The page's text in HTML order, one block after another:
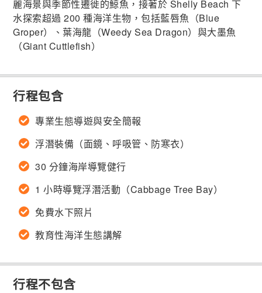
麗海景與季節性遷徙的鯨魚，接著於 Shelly Beach 下
水探索超過 200 種海洋生物，包括藍唇魚（Blue
Groper）、葉海龍（Weedy Sea Dragon）與大墨魚
（Giant Cuttlefish）
行程包含
專業生態導遊與安全簡報
浮潛裝備（面鏡、呼吸管、防寒衣）
30 分鐘海岸導覽健行
1 小時導覽浮潛活動（Cabbage Tree Bay）
免費水下照片
教育性海洋生態講解
行程不包含